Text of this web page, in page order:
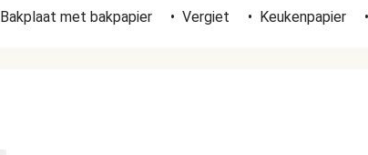
Bakplaat met bakpapier • Vergiet • Keukenpapier •